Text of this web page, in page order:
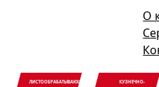
О
ЛИСТООБРАБАТЫВАЮЩЕЕ
КУЗНЕЧНО-